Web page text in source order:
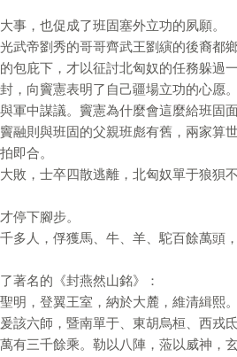
事，也促成了班固塞外立功的夙願。
武帝劉秀的哥哥齊武王劉縯的後裔都
包庇下，才以征討北匈奴的任務躲過一
，向竇憲表明了自己疆場立功的心愿。
軍中謀議。竇憲為什麼會這麼給班固
融則與班固的父親班彪有舊，兩家算
即合。
敗，士卒四散逃離，北匈奴單于狼狽
停下腳步。
多人，俘獲馬、牛、羊、駝百餘萬頭
著名的《封燕然山銘》：
明，登翼王室，納於大麓，維清緝熙
該六師，暨南單于、東胡烏桓、西戎
有三千餘乘。勒以八陣，蒞以威神，